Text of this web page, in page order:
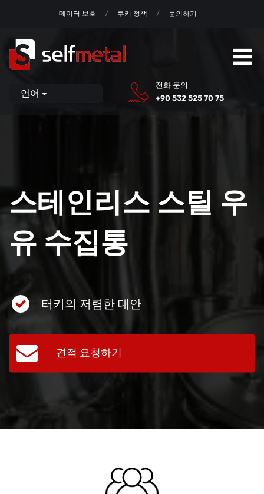
데이터 보호 쿠키 정책 문의하기
언어
전화 문의
+90 532 525 70 75
스테인리스 스틸 우
유 수집통
터키의 저렴한 대안
견적 요청하기